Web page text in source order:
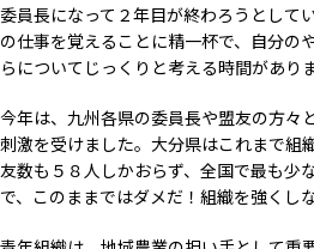
委員長になって２年目が終わろうとして
の仕事を覚えることに精一杯で、自分の
らについてじっくりと考える時間があり
今年は、九州各県の委員長や盟友の方々
刺激を受けました。大分県はこれまで組
友数も５８人しかおらず、全国で最も少
で、このままではダメだ！組織を強くし